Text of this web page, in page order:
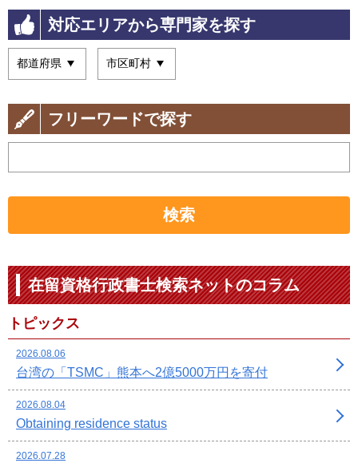
対応エリアから専門家を探す
フリーワードで探す
検索
在留資格行政書士検索ネットのコラム
トピックス
2026.08.06
台湾の「TSMC」熊本へ2億5000万円を寄付
2026.08.04
Obtaining residence status
2026.07.28